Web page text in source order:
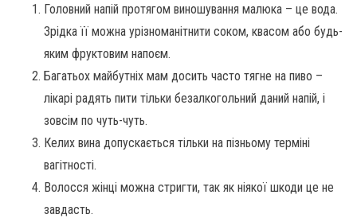
Головний напій протягом виношування малюка – це вода.
Зрідка її можна урізноманітнити соком, квасом або будь-
яким фруктовим напоєм.
Багатьох майбутніх мам досить часто тягне на пиво –
лікарі радять пити тільки безалкогольний даний напій, і
зовсім по чуть-чуть.
Келих вина допускається тільки на пізньому терміні
вагітності.
Волосся жінці можна стригти, так як ніякої шкоди це не
завдасть.